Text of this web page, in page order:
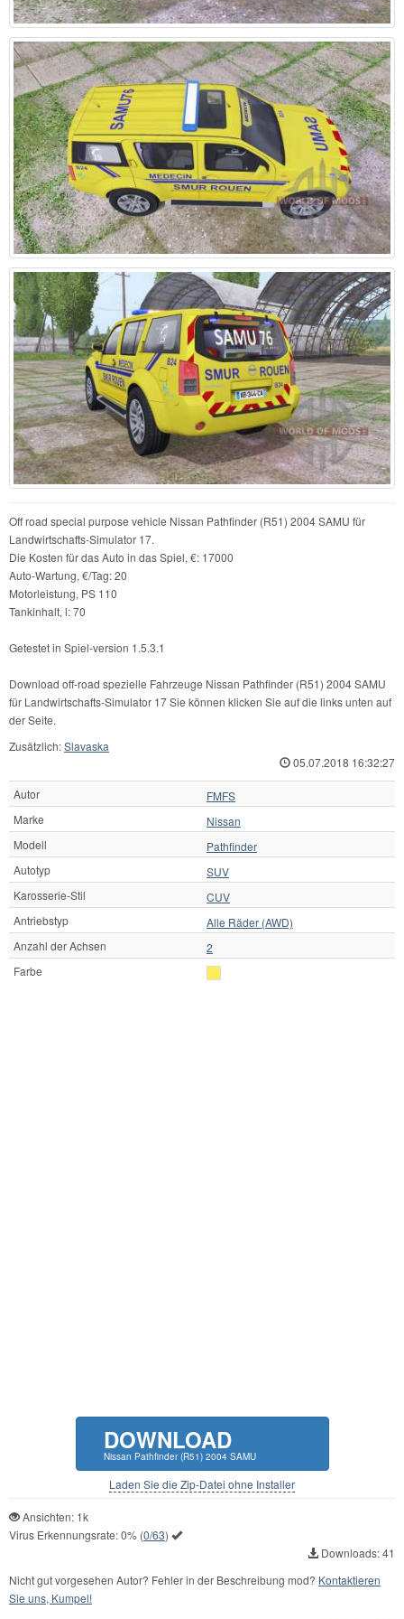
Off road special purpose vehicle Nissan Pathfinder (R51) 2004 SAMU für
Landwirtschafts-Simulator 17.
Die Kosten für das Auto in das Spiel, €: 17000
Auto-Wartung, €/Tag: 20
Motorleistung, PS 110
Tankinhalt, l: 70
Getestet in Spiel-version 1.5.3.1
Download off-road spezielle Fahrzeuge Nissan Pathfinder (R51) 2004 SAMU
für Landwirtschafts-Simulator 17 Sie können klicken Sie auf die links unten auf
der Seite.
Zusätzlich:Slavaska
05.07.2018 16:32:27
Autor
FMFS
Marke
Nissan
Modell
Pathfinder
Autotyp
SUV
Karosserie-Stil
CUV
Antriebstyp
Alle Räder (AWD)
Anzahl der Achsen
2
Farbe
DOWNLOAD
Nissan Pathfinder (R51) 2004 SAMU
Laden Sie die Zip-Datei ohne Installer
Ansichten: 1k
Virus Erkennungsrate:0% (0/63)
Downloads: 41
Nicht gut vorgesehen Autor? Fehler in der Beschreibung mod? Kontaktieren
Sie uns, Kumpel!